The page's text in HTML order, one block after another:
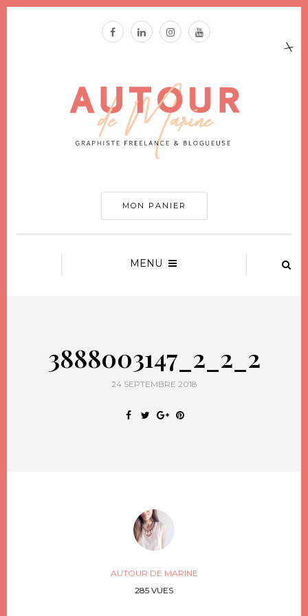
MON PANIER
MENU
3888003147_2_2_2
24 SEPTEMBRE 2018
AUTOUR DE MARINE
285 VUES